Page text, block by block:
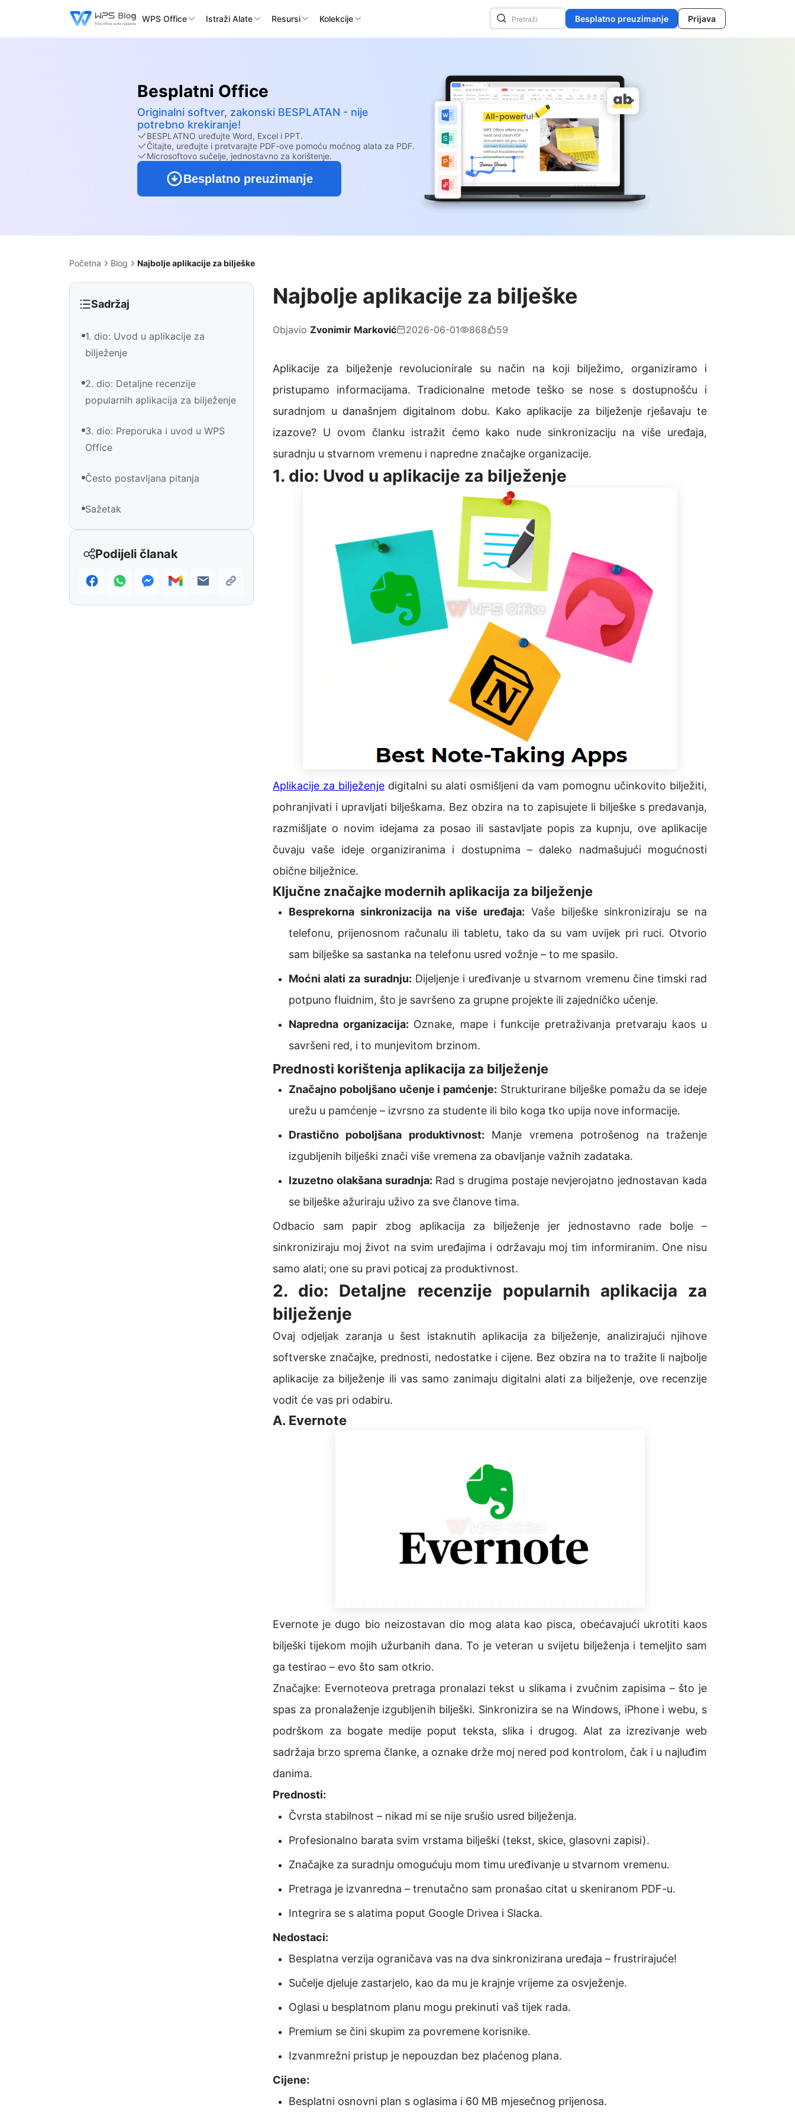
WPS Office Istraži Alate Resursi Kolekcije Besplatno preuzimanje Prijava
Besplatni Office
Originalni softver, zakonski BESPLATAN - nije
potrebno krekiranje!
BESPLATNO uređujte Word, Excel i PPT.
Čitajte, uređujte i pretvarajte PDF-ove pomoću moćnog alata za PDF.
Microsoftovo sučelje, jednostavno za korištenje.
Besplatno preuzimanje
Početna Blog Najbolje aplikacije za bilješke
Sadržaj
1. dio: Uvod u aplikacije za
bilježenje
2. dio: Detaljne recenzije
popularnih aplikacija za bilježenje
3. dio: Preporuka i uvod u WPS
Office
Često postavljana pitanja
Sažetak
Podijeli članak
Najbolje aplikacije za bilješke
Objavio Zvonimir Marković 2026-06-01 868 59
Aplikacije za bilježenje revolucionirale su način na koji bilježimo, organiziramo i
pristupamo informacijama. Tradicionalne metode teško se nose s dostupnošću i
suradnjom u današnjem digitalnom dobu. Kako aplikacije za bilježenje rješavaju te
izazove? U ovom članku istražit ćemo kako nude sinkronizaciju na više uređaja,
suradnju u stvarnom vremenu i napredne značajke organizacije.
1. dio: Uvod u aplikacije za bilježenje
Aplikacije za bilježenje digitalni su alati osmišljeni da vam pomognu učinkovito bilježiti,
pohranjivati i upravljati bilješkama. Bez obzira na to zapisujete li bilješke s predavanja,
razmišljate o novim idejama za posao ili sastavljate popis za kupnju, ove aplikacije
čuvaju vaše ideje organiziranima i dostupnima – daleko nadmašujući mogućnosti
obične bilježnice.
Ključne značajke modernih aplikacija za bilježenje
Besprekorna sinkronizacija na više uređaja: Vaše bilješke sinkroniziraju se na
telefonu, prijenosnom računalu ili tabletu, tako da su vam uvijek pri ruci. Otvorio
sam bilješke sa sastanka na telefonu usred vožnje – to me spasilo.
Moćni alati za suradnju: Dijeljenje i uređivanje u stvarnom vremenu čine timski rad
potpuno fluidnim, što je savršeno za grupne projekte ili zajedničko učenje.
Napredna organizacija: Oznake, mape i funkcije pretraživanja pretvaraju kaos u
savršeni red, i to munjevitom brzinom.
Prednosti korištenja aplikacija za bilježenje
Značajno poboljšano učenje i pamćenje: Strukturirane bilješke pomažu da se ideje
urežu u pamćenje – izvrsno za studente ili bilo koga tko upija nove informacije.
Drastično poboljšana produktivnost: Manje vremena potrošenog na traženje
izgubljenih bilješki znači više vremena za obavljanje važnih zadataka.
Izuzetno olakšana suradnja: Rad s drugima postaje nevjerojatno jednostavan kada
se bilješke ažuriraju uživo za sve članove tima.
Odbacio sam papir zbog aplikacija za bilježenje jer jednostavno rade bolje –
sinkroniziraju moj život na svim uređajima i održavaju moj tim informiranim. One nisu
samo alati; one su pravi poticaj za produktivnost.
2. dio: Detaljne recenzije popularnih aplikacija za
bilježenje
Ovaj odjeljak zaranja u šest istaknutih aplikacija za bilježenje, analizirajući njihove
softverske značajke, prednosti, nedostatke i cijene. Bez obzira na to tražite li najbolje
aplikacije za bilježenje ili vas samo zanimaju digitalni alati za bilježenje, ove recenzije
vodit će vas pri odabiru.
A. Evernote
Evernote je dugo bio neizostavan dio mog alata kao pisca, obećavajući ukrotiti kaos
bilješki tijekom mojih užurbanih dana. To je veteran u svijetu bilježenja i temeljito sam
ga testirao – evo što sam otkrio.
Značajke: Evernoteova pretraga pronalazi tekst u slikama i zvučnim zapisima – što je
spas za pronalaženje izgubljenih bilješki. Sinkronizira se na Windows, iPhone i webu, s
podrškom za bogate medije poput teksta, slika i drugog. Alat za izrezivanje web
sadržaja brzo sprema članke, a oznake drže moj nered pod kontrolom, čak i u najluđim
danima.
Prednosti:
Čvrsta stabilnost – nikad mi se nije srušio usred bilježenja.
Profesionalno barata svim vrstama bilješki (tekst, skice, glasovni zapisi).
Značajke za suradnju omogućuju mom timu uređivanje u stvarnom vremenu.
Pretraga je izvanredna – trenutačno sam pronašao citat u skeniranom PDF-u.
Integrira se s alatima poput Google Drivea i Slacka.
Nedostaci:
Besplatna verzija ograničava vas na dva sinkronizirana uređaja – frustrirajuće!
Sučelje djeluje zastarjelo, kao da mu je krajnje vrijeme za osvježenje.
Oglasi u besplatnom planu mogu prekinuti vaš tijek rada.
Premium se čini skupim za povremene korisnike.
Izvanmrežni pristup je nepouzdan bez plaćenog plana.
Cijene:
Besplatni osnovni plan s oglasima i 60 MB mjesečnog prijenosa.